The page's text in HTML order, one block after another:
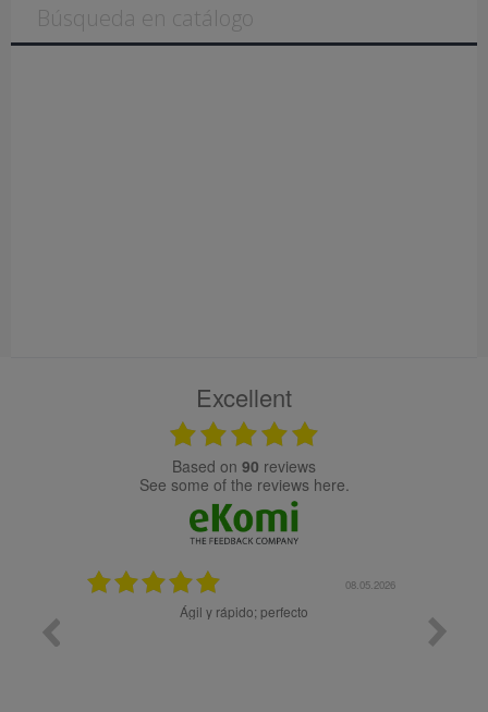
Excellent
based on 90 reviews
see some of the reviews here.
08.05.2026
Ágil y rápido; perfecto